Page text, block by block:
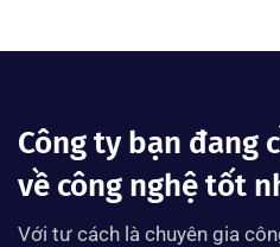
Công ty bạn đang
về công nghệ tốt
Với tư cách là chuyên gia